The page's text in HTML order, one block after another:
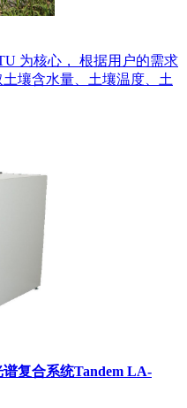
为核心， 根据用户的需求
壤含水量、土壤温度、土
复合系统Tandem LA-